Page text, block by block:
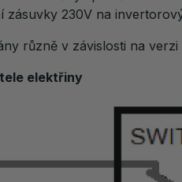
zásuvky 230V na
různě v závislosti na
elektřiny